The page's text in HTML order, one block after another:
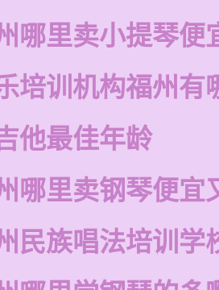
哪里卖小提琴便
培训机构福州有
他最佳年龄
哪里卖钢琴便宜
民族唱法培训学